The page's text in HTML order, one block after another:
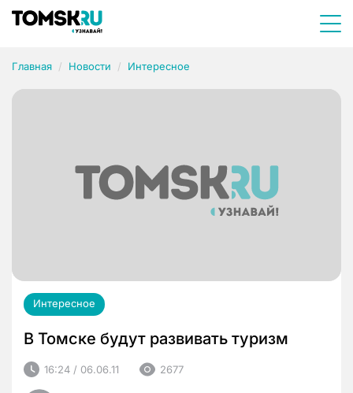
Главная Новости Интересное
Интересное
В Томске будут развивать туризм
16:24 / 06.06.11 2677